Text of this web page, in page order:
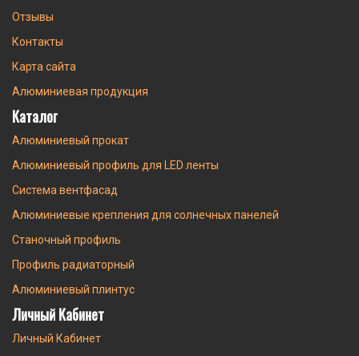
Отзывы
Контакты
Карта сайта
Алюминиевая продукция
Каталог
Алюминиевый прокат
Алюминиевый профиль для LED ленты
Система вентфасад
Алюминиевые крепления для солнечных панелей
Станочный профиль
Профиль радиаторный
Алюминиевый плинтус
Личный Кабинет
Личный Кабинет